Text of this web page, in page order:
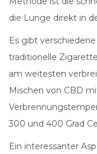
die Lunge direkt in
Es gibt
traditionelle
am weitesten
Mischen von CBD
300 und 400 Grad
Ein interessanter